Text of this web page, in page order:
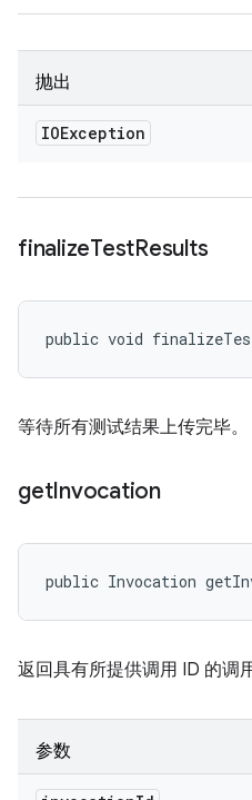
抛出
IOException
finalizeTestResults
public void
等待所有测试结果上传完毕。
getInvocation
public Invocation
返回具有所提供调用 ID 的调用
参数